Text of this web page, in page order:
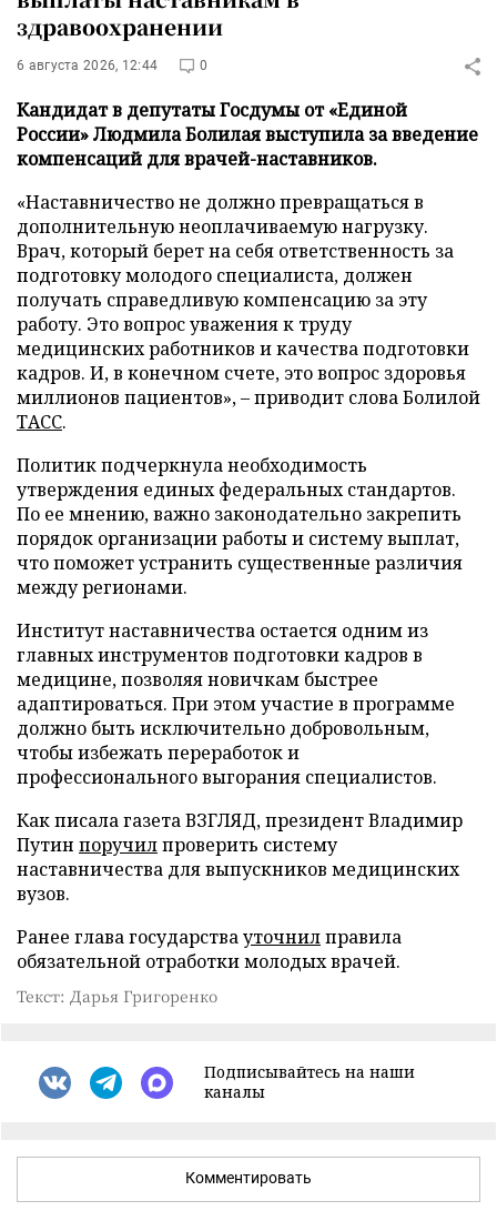
здравоохранении
6 августа 2026, 12:44 0
Кандидат в депутаты Госдумы от «Единой
России» Людмила Болилая выступила за введение
компенсаций для врачей-наставников.
«Наставничество не должно превращаться в
дополнительную неоплачиваемую нагрузку.
Врач, который берет на себя ответственность за
подготовку молодого специалиста, должен
получать справедливую компенсацию за эту
работу. Это вопрос уважения к труду
медицинских работников и качества подготовки
кадров. И, в конечном счете, это вопрос здоровья
миллионов пациентов», – приводит слова Болилой
ТАСС.
Политик подчеркнула необходимость
утверждения единых федеральных стандартов.
По ее мнению, важно законодательно закрепить
порядок организации работы и систему выплат,
что поможет устранить существенные различия
между регионами.
Институт наставничества остается одним из
главных инструментов подготовки кадров в
медицине, позволяя новичкам быстрее
адаптироваться. При этом участие в программе
должно быть исключительно добровольным,
чтобы избежать переработок и
профессионального выгорания специалистов.
Как писала газета ВЗГЛЯД, президент Владимир
Путин поручилпроверить систему
наставничества для выпускников медицинских
вузов.
Ранее глава государствауточнилправила
обязательной отработки молодых врачей.
Текст: Дарья Григоренко
Подписывайтесь на наши
каналы
Комментировать